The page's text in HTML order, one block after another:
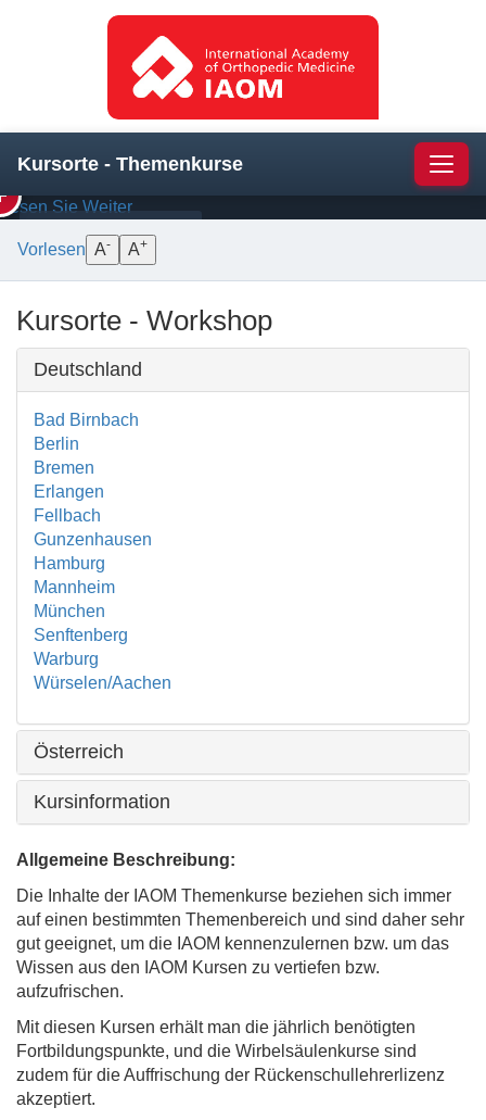
Kursorte - Themenkurse
BEHANDLUNG ANATOMIE
darunter
Lesen Sie Weiter
Vorlesen A- A+
Kursorte - Workshop
Deutschland
Bad Birnbach
Berlin
Bremen
Erlangen
Fellbach
Gunzenhausen
Hamburg
Mannheim
München
Senftenberg
Warburg
Würselen/Aachen
Österreich
Kursinformation
Allgemeine Beschreibung:
Die Inhalte der IAOM Themenkurse beziehen sich immer
auf einen bestimmten Themenbereich und sind daher sehr
gut geeignet, um die IAOM kennenzulernen bzw. um das
Wissen aus den IAOM Kursen zu vertiefen bzw.
aufzufrischen.
Mit diesen Kursen erhält man die jährlich benötigten
Fortbildungspunkte, und die Wirbelsäulenkurse sind
zudem für die Auffrischung der Rückenschullehrerlizenz
akzeptiert.